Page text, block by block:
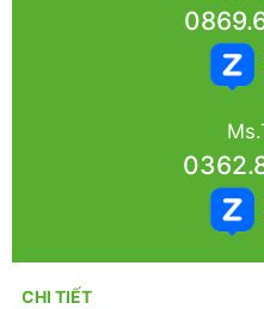
CHI TIẾT